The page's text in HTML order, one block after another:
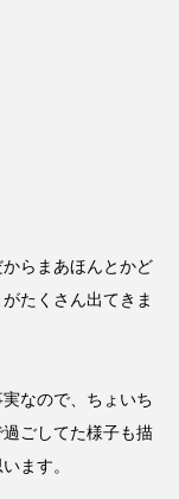
らまあほんとかど
たくさん出てきま
なので、ちょいち
ごしてた様子も描
ます。